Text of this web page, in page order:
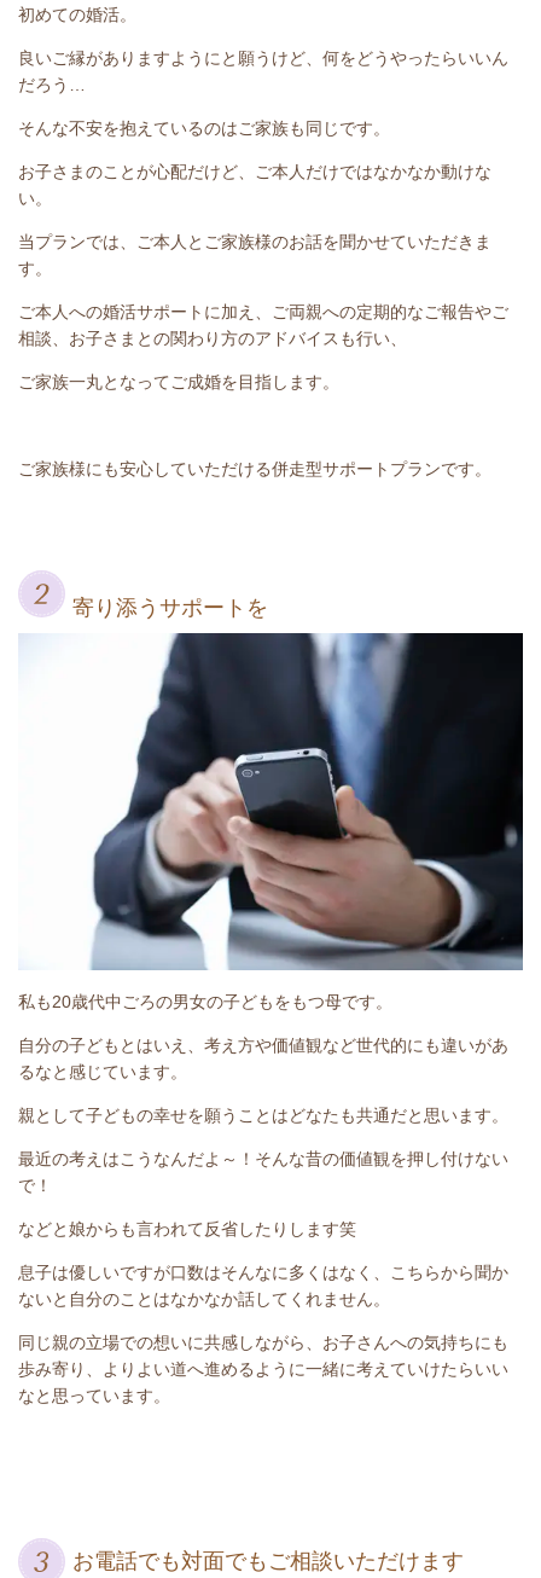
初めての婚活。
良いご縁がありますようにと願うけど、何をどうやったらいいん
だろう…
そんな不安を抱えているのはご家族も同じです。
お子さまのことが心配だけど、ご本人だけではなかなか動けな
い。
当プランでは、ご本人とご家族様のお話を聞かせていただきま
す。
ご本人への婚活サポートに加え、ご両親への定期的なご報告やご
相談、お子さまとの関わり方のアドバイスも行い、
ご家族一丸となってご成婚を目指します。
ご家族様にも安心していただける併走型サポートプランです。
寄り添うサポートを
私も20歳代中ごろの男女の子どもをもつ母です。
自分の子どもとはいえ、考え方や価値観など世代的にも違いがあ
るなと感じています。
親として子どもの幸せを願うことはどなたも共通だと思います。
最近の考えはこうなんだよ～！そんな昔の価値観を押し付けない
で！
などと娘からも言われて反省したりします笑
息子は優しいですが口数はそんなに多くはなく、こちらから聞か
ないと自分のことはなかなか話してくれません。
同じ親の立場での想いに共感しながら、お子さんへの気持ちにも
歩み寄り、よりよい道へ進めるように一緒に考えていけたらいい
なと思っています。
お電話でも対面でもご相談いただけます